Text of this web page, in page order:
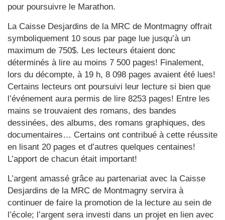
pour poursuivre le Marathon.
La Caisse Desjardins de la MRC de Montmagny offrait
symboliquement 10 sous par page lue jusqu’à un
maximum de 750$. Les lecteurs étaient donc
déterminés à lire au moins 7 500 pages! Finalement,
lors du décompte, à 19 h, 8 098 pages avaient été lues!
Certains lecteurs ont poursuivi leur lecture si bien que
l’événement aura permis de lire 8253 pages! Entre les
mains se trouvaient des romans, des bandes
dessinées, des albums, des romans graphiques, des
documentaires… Certains ont contribué à cette réussite
en lisant 20 pages et d’autres quelques centaines!
L’apport de chacun était important!
L’argent amassé grâce au partenariat avec la Caisse
Desjardins de la MRC de Montmagny servira à
continuer de faire la promotion de la lecture au sein de
l’école; l’argent sera investi dans un projet en lien avec